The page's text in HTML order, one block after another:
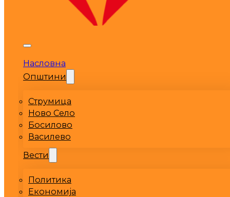
Насловна
Општини
Струмица
Ново Село
Босилово
Василево
Вести
Политика
Економија